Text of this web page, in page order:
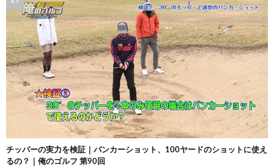
チッパーの実力を検証｜バンカーショット、100ヤードのショットに使え
るの？｜俺のゴルフ 第90回